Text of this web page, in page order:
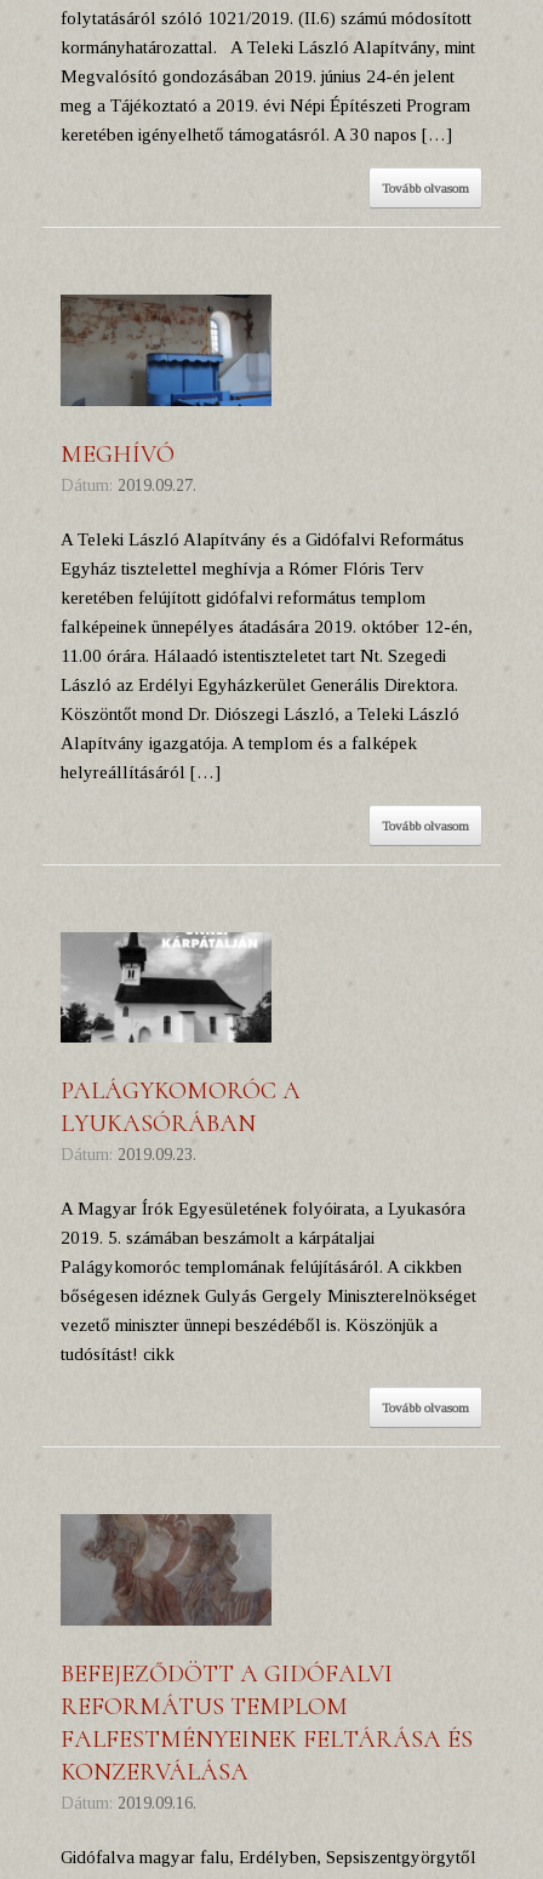
folytatásáról szóló 1021/2019. (II.6) számú módosított
kormányhatározattal. A Teleki László Alapítvány, mint
Megvalósító gondozásában 2019. június 24-én jelent
meg a Tájékoztató a 2019. évi Népi Építészeti Program
keretében igényelhető támogatásról. A 30 napos […]
Tovább olvasom
MEGHÍVÓ
Dátum: 2019.09.27.
A Teleki László Alapítvány és a Gidófalvi Református
Egyház tisztelettel meghívja a Rómer Flóris Terv
keretében felújított gidófalvi református templom
falképeinek ünnepélyes átadására 2019. október 12-én,
11.00 órára. Hálaadó istentiszteletet tart Nt. Szegedi
László az Erdélyi Egyházkerület Generális Direktora.
Köszöntőt mond Dr. Diószegi László, a Teleki László
Alapítvány igazgatója. A templom és a falképek
helyreállításáról […]
Tovább olvasom
PALÁGYKOMORÓC A
LYUKASÓRÁBAN
Dátum: 2019.09.23.
A Magyar Írók Egyesületének folyóirata, a Lyukasóra
2019. 5. számában beszámolt a kárpátaljai
Palágykomoróc templomának felújításáról. A cikkben
bőségesen idéznek Gulyás Gergely Miniszterelnökséget
vezető miniszter ünnepi beszédéből is. Köszönjük a
tudósítást! cikk
Tovább olvasom
BEFEJEZŐDÖTT A GIDÓFALVI
REFORMÁTUS TEMPLOM
FALFESTMÉNYEINEK FELTÁRÁSA ÉS
KONZERVÁLÁSA
Dátum: 2019.09.16.
Gidófalva magyar falu, Erdélyben, Sepsiszentgyörgytől